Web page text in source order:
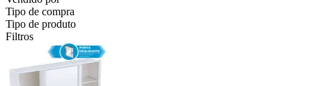
Tipo de compra
Tipo de produto
Filtros